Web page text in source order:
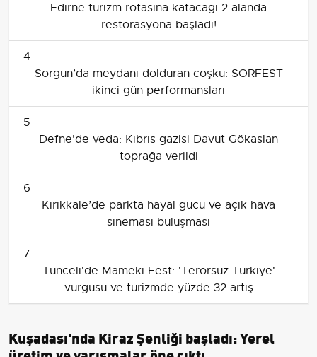
Edirne turizm rotasına katacağı 2 alanda
restorasyona başladı!
4
Sorgun’da meydanı dolduran coşku: SORFEST
ikinci gün performansları
5
Defne'de veda: Kıbrıs gazisi Davut Gökaslan
toprağa verildi
6
Kırıkkale’de parkta hayal gücü ve açık hava
sineması buluşması
7
Tunceli'de Mameki Fest: 'Terörsüz Türkiye'
vurgusu ve turizmde yüzde 32 artış
Kuşadası'nda Kiraz Şenliği başladı: Yerel